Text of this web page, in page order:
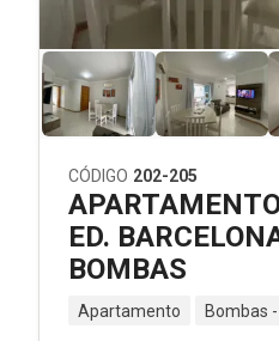
CÓDIGO 202-205
ED.
BOMBAS
Apartamento